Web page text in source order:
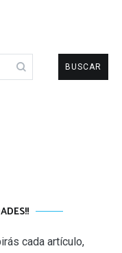
cada artículo,